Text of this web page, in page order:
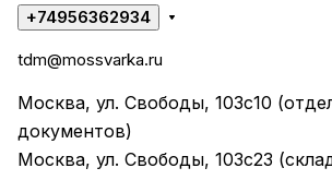
+74956362934
tdm@mossvarka.ru
Москва, ул. Свободы, 103с10
документов)
Москва, ул. Свободы, 103с23